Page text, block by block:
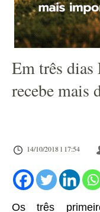
Em três
recebe mais
14/10/2018 l 17:54
Os três